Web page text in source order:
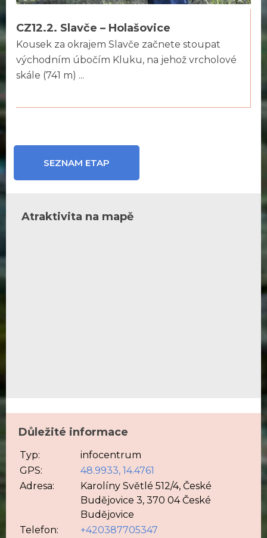
CZ12.2. Slavče – Holašovice
Kousek za okrajem Slavče začnete stoupat
východním úbočím Kluku, na jehož vrcholové
skále (741 m) ...
SEZNAM ETAP
Atraktivita na mapě
Důležité informace
Typ:
infocentrum
GPS:
48.9933, 14.4761
Adresa:
Karolíny Světlé 512/4, České
Budějovice 3, 370 04 České
Budějovice
Telefon:
+420387705347